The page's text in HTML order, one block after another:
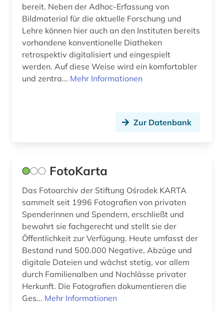
bürgerrechtsbewegung (3)
cad (1)
capello (1)
carl de (1)
chemical engineering - equipment and
chemie (6)
chemieunterricht (1)
chemischer apparatebau (1)
china (9)
chirurgie (4)
chorgesang (1)
bereit. Neben der Adhoc-Erfassung von
Bildmaterial für die aktuelle Forschung und
Lehre können hier auch an den Instituten bereits
vorhandene konventionelle Diatheken
retrospektiv digitalisiert und eingespielt
werden. Auf diese Weise wird ein komfortabler
und zentra... Mehr Informationen
Zur Datenbank
FotoKarta
Das Fotoarchiv der Stiftung Ośrodek KARTA
sammelt seit 1996 Fotografien von privaten
Spenderinnen und Spendern, erschließt und
bewahrt sie fachgerecht und stellt sie der
Öffentlichkeit zur Verfügung. Heute umfasst der
Bestand rund 500.000 Negative, Abzüge und
digitale Dateien und wächst stetig, vor allem
durch Familienalben und Nachlässe privater
Herkunft. Die Fotografien dokumentieren die
Ges... Mehr Informationen